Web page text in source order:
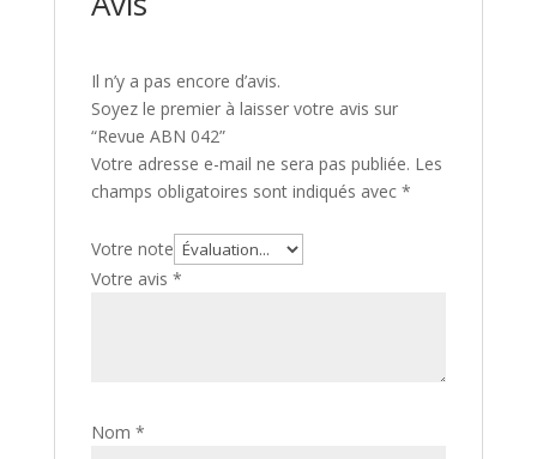
Il n’y a pas encore d’avis.
Soyez le premier à laisser votre avis sur
“Revue ABN 042”
Votre adresse e-mail ne sera pas publiée. Les
champs obligatoires sont indiqués avec *
Votre note
Votre avis *
Nom *